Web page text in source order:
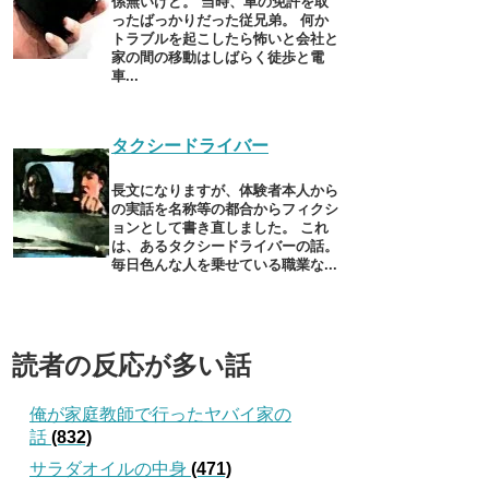
ったばっかりだった従兄弟。 何か
トラブルを起こしたら怖いと会社と
家の間の移動はしばらく徒歩と電
車...
タクシードライバー
長文になりますが、体験者本人から
の実話を名称等の都合からフィクシ
ョンとして書き直しました。 これ
は、あるタクシードライバーの話。
毎日色んな人を乗せている職業な...
読者の反応が多い話
俺が家庭教師で行ったヤバイ家の
話 (832)
サラダオイルの中身 (471)